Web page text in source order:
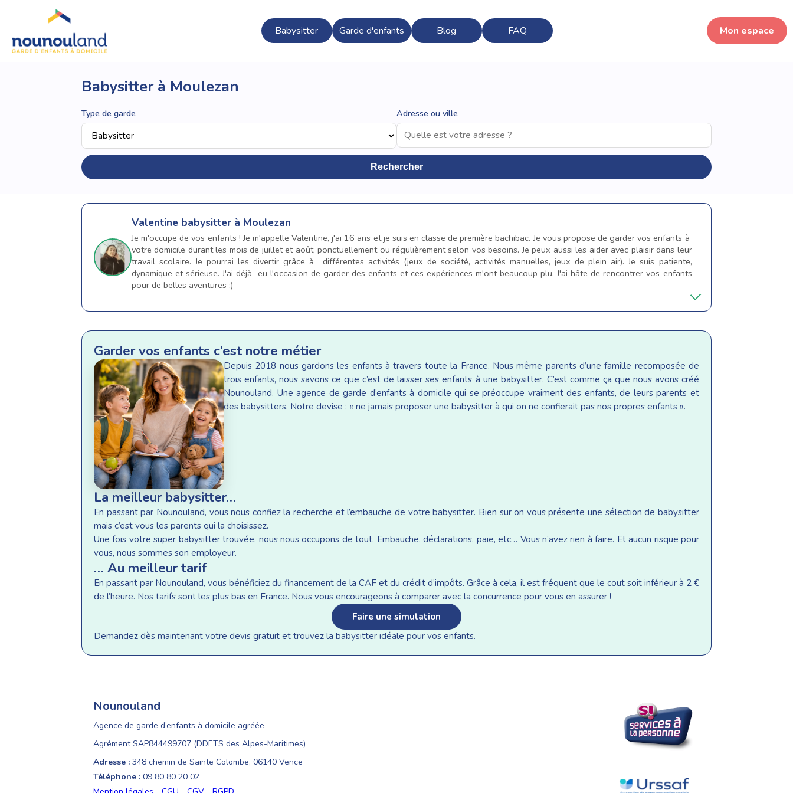
Babysitter Garde d'enfants Blog FAQ Mon espace
Babysitter à Moulezan
Type de garde Adresse ou ville
Rechercher
Valentine babysitter à Moulezan
Je m'occupe de vos enfants ! Je m'appelle Valentine, j'ai 16 ans et je suis en classe de première bachibac. Je vous propose de garder vos enfants à
votre domicile durant les mois de juillet et août, ponctuellement ou régulièrement selon vos besoins. Je peux aussi les aider avec plaisir dans leur
travail scolaire. Je pourrai les divertir grâce à différentes activités (jeux de société, activités manuelles, jeux de plein air). Je suis patiente,
dynamique et sérieuse. J'ai déjà eu l'occasion de garder des enfants et ces expériences m'ont beaucoup plu. J'ai hâte de rencontrer vos enfants
pour de belles aventures :)
Garder vos enfants c’est notre métier
Depuis 2018 nous gardons les enfants à travers toute la France. Nous même parents d’une famille recomposée de
trois enfants, nous savons ce que c’est de laisser ses enfants à une babysitter. C’est comme ça que nous avons créé
Nounouland. Une agence de garde d’enfants à domicile qui se préoccupe vraiment des enfants, de leurs parents et
des babysitters. Notre devise : « ne jamais proposer une babysitter à qui on ne confierait pas nos propres enfants ».
La meilleur babysitter…
En passant par Nounouland, vous nous confiez la recherche et l’embauche de votre babysitter. Bien sur on vous présente une sélection de babysitter
mais c’est vous les parents qui la choisissez.
Une fois votre super babysitter trouvée, nous nous occupons de tout. Embauche, déclarations, paie, etc… Vous n’avez rien à faire. Et aucun risque pour
vous, nous sommes son employeur.
… Au meilleur tarif
En passant par Nounouland, vous bénéficiez du financement de la CAF et du crédit d’impôts. Grâce à cela, il est fréquent que le cout soit inférieur à 2 €
de l’heure. Nos tarifs sont les plus bas en France. Nous vous encourageons à comparer avec la concurrence pour vous en assurer !
Faire une simulation
Demandez dès maintenant votre devis gratuit et trouvez la babysitter idéale pour vos enfants.
Nounouland
Agence de garde d’enfants à domicile agréée
Agrément SAP844499707 (DDETS des Alpes-Maritimes)
Adresse : 348 chemin de Sainte Colombe, 06140 Vence
Téléphone : 09 80 80 20 02